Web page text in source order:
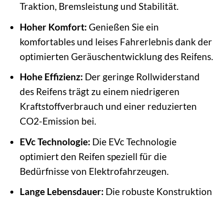
Traktion, Bremsleistung und Stabilität.
Hoher Komfort: Genießen Sie ein
komfortables und leises Fahrerlebnis dank der
optimierten Geräuschentwicklung des Reifens.
Hohe Effizienz: Der geringe Rollwiderstand
des Reifens trägt zu einem niedrigeren
Kraftstoffverbrauch und einer reduzierten
CO2-Emission bei.
EVc Technologie: Die EVc Technologie
optimiert den Reifen speziell für die
Bedürfnisse von Elektrofahrzeugen.
Lange Lebensdauer: Die robuste Konstruktion